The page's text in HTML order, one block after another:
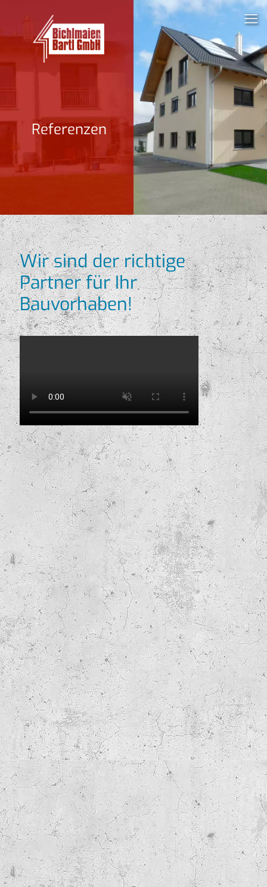
Referenzen
Wir sind der richtige
Partner für Ihr
Bauvorhaben!